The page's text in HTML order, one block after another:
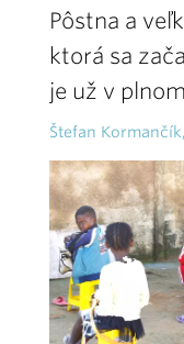
Pôstna a
ktorá sa
je už v
Štefan